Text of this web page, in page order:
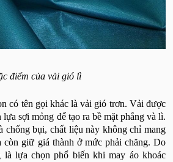
điểm của vải gió lì
có tên gọi khác là vải gió trơn. Vải được
lựa sợi mỏng để tạo ra bề mặt phẳng và lì.
chống bụi, chất liệu này không chỉ mang
còn giữ giá thành ở mức phải chăng. Do
lựa chọn phổ biến khi may áo khoác